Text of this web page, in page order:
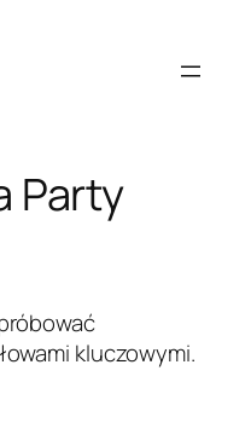
Party
kluczowymi.